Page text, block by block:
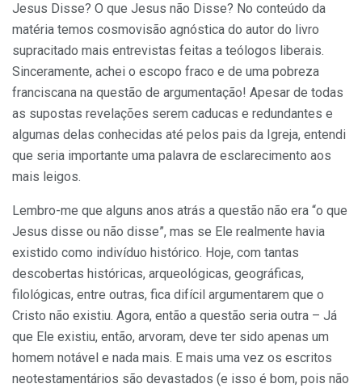
Jesus Disse? O que Jesus não Disse? No conteúdo da
matéria temos cosmovisão agnóstica do autor do livro
supracitado mais entrevistas feitas a teólogos liberais.
Sinceramente, achei o escopo fraco e de uma pobreza
franciscana na questão de argumentação! Apesar de todas
as supostas revelações serem caducas e redundantes e
algumas delas conhecidas até pelos pais da Igreja, entendi
que seria importante uma palavra de esclarecimento aos
mais leigos.
Lembro-me que alguns anos atrás a questão não era “o que
Jesus disse ou não disse”, mas se Ele realmente havia
existido como indivíduo histórico. Hoje, com tantas
descobertas históricas, arqueológicas, geográficas,
filológicas, entre outras, fica difícil argumentarem que o
Cristo não existiu. Agora, então a questão seria outra – Já
que Ele existiu, então, arvoram, deve ter sido apenas um
homem notável e nada mais. E mais uma vez os escritos
neotestamentários são devastados (e isso é bom, pois não